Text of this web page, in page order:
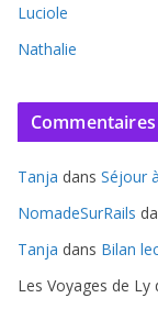
Luciole
Nathalie
Tanja dans Séjour
NomadeSurRails
Tanja dans Bilan
Les Voyages de Ly